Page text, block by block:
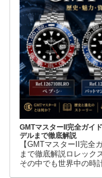
GMTマスターII完全ガイ
デルまで徹底解説
【GMTマスターII完全
まで徹底解説ロレック
その中でも世界中の時